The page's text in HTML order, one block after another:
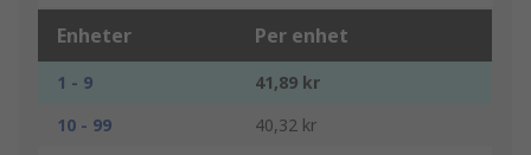
Enheter Per enhet
1 - 9
41,89 kr
10 - 99
40,32 kr